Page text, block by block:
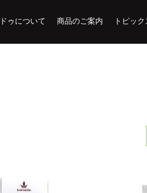
ゥについて 商品のご案内 トピック